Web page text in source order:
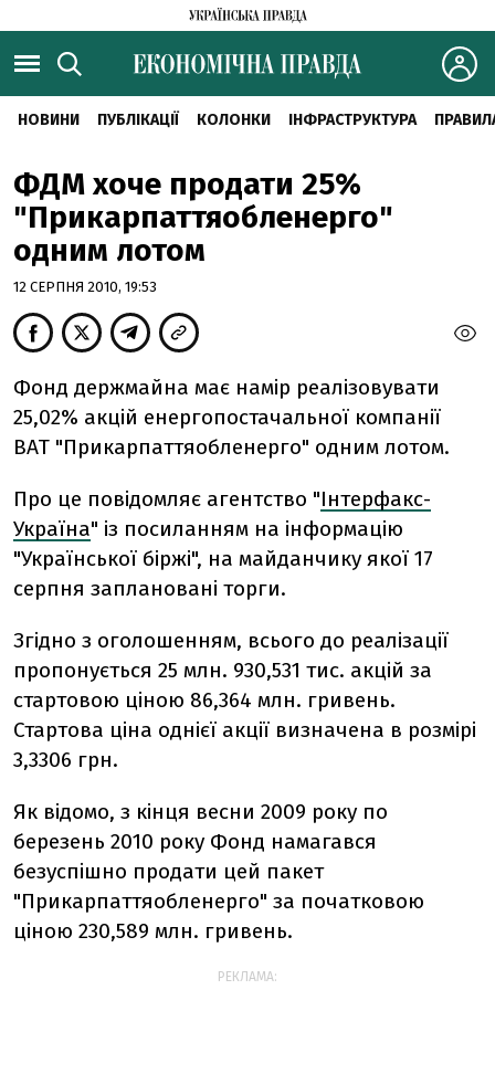
НОВИНИ ПУБЛІКАЦІЇ КОЛОНКИ ІНФРАСТРУКТУРА
ФДМ хоче продати 25%
"Прикарпаттяобленерго"
одним лотом
12 СЕРПНЯ 2010, 19:53
Фонд держмайна має намір реалізовувати
25,02% акцій енергопостачальної компанії
ВАТ "Прикарпаттяобленерго" одним лотом.
Про це повідомляє агентство "Інтерфакс-
Україна" із посиланням на інформацію
"Української біржі", на майданчику якої 17
серпня заплановані торги.
Згідно з оголошенням, всього до реалізації
пропонується 25 млн. 930,531 тис. акцій за
стартовою ціною 86,364 млн. гривень.
Стартова ціна однієї акції визначена в розмірі
3,3306 грн.
Як відомо, з кінця весни 2009 року по
березень 2010 року Фонд намагався
безуспішно продати цей пакет
"Прикарпаттяобленерго" за початковою
ціною 230,589 млн. гривень.
РЕКЛАМА: